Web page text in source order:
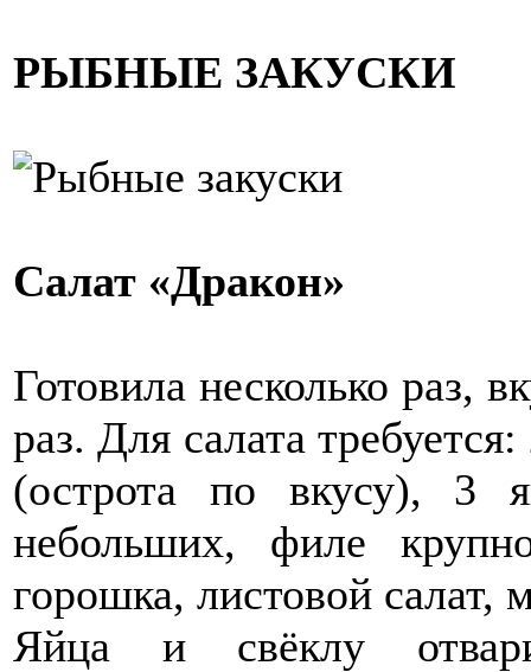
РЫБНЫЕ ЗАКУСКИ
Салат «Дракон»
Готовила несколько раз,
раз. Для салата
(острота по вкусу), 3
небольших, филе
горошка, листовой салат,
Яйца и свёклу